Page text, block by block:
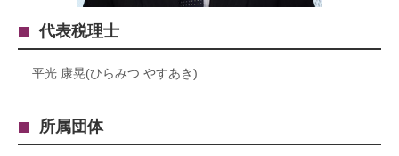
代表税理士
平光 康晃(ひらみつ やすあき)
所属団体